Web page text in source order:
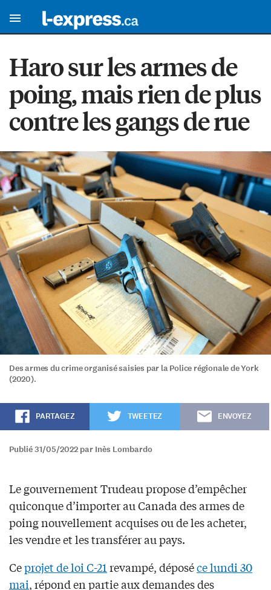
Haro sur les armes de
poing, mais rien de plus
contre les gangs de rue
Des armes du crime organisé saisies par la Police régionale de York
(2020).
PARTAGEZ TWEETEZ ENVOYEZ
Publié 31/05/2022 par Inès Lombardo
Le gouvernement Trudeau propose d’empêcher
quiconque d’importer au Canada des armes de
poing nouvellement acquises ou de les acheter,
les vendre et les transférer au pays.
Ceprojet de loi C-21revampé, déposéce lundi 30
mai, répond en partie aux demandes des